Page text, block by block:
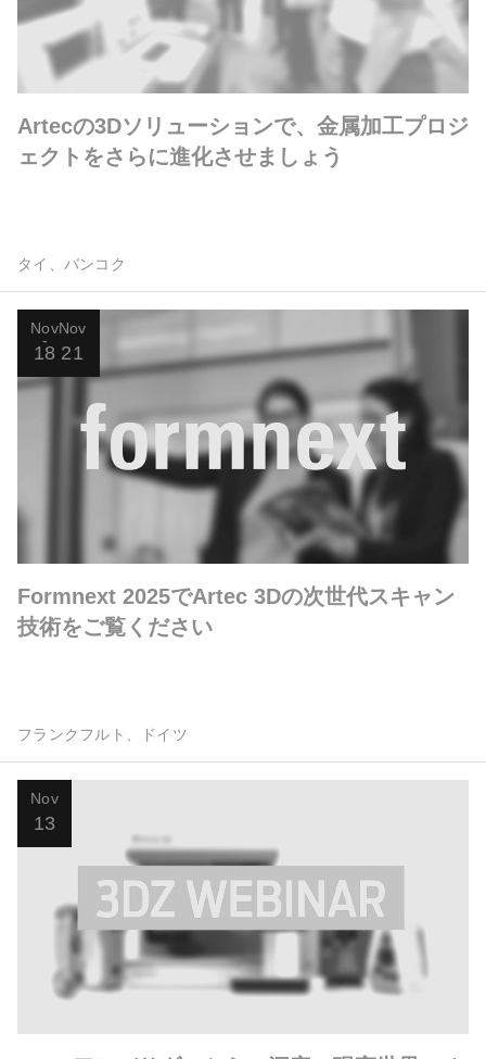
Artecの3Dソリューションで、金属加工プロジ
ェクトをさらに進化させましょう
タイ、バンコク
Nov
18
Nov
21
Formnext 2025でArtec 3Dの次世代スキャン
技術をご覧ください
フランクフルト、ドイツ
Nov
13